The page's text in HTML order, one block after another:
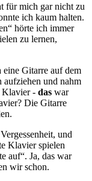
für mich gar nicht zu
ich kaum halten.
hörte ich immer
zu lernen,
Gitarre auf dem
aufziehen und nahm
Klavier - das war
Die Gitarre
und
Klavier spielen
auf . Ja, das war
wir schon.